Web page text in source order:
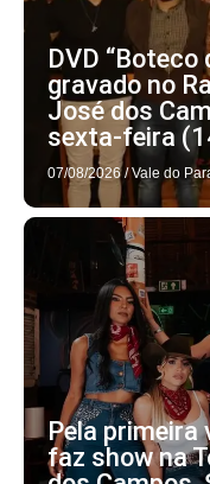
DVD “Boteco
gravado no
José dos
sexta-feira
07/08/2026 / Vale do
Pela primeira
faz show na